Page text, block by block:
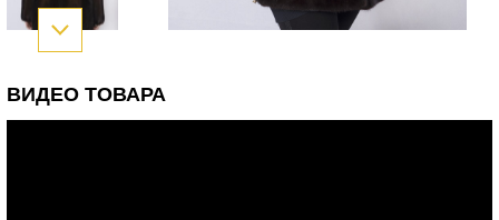
ВИДЕО ТОВАРА